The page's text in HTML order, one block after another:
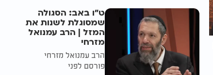
ט"ו באב: הסגולה
שמסוגלת לשנות את
המזל | הרב עמנואל
מזרחי
הרב עמנואל מזרחי
פורסם לפני